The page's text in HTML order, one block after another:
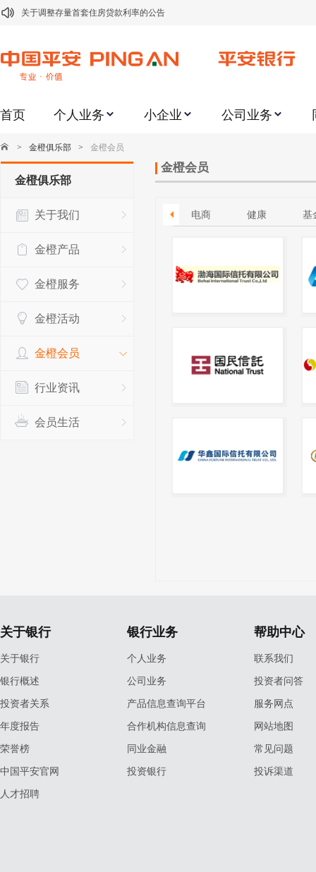
关于调整存量首套住房贷款利率的公告
关于修订《平安银行代理个人客户贵金属交易协议书》的公告
关于我行聚金宝交易软件升级更新的通知
关于2020年端午节期间上金所代理业务调整合约保证金比例和涨跌幅度限制的
关于加强代理贵金属业务风险防范的提示
关于平安银行电子版信用卡更名为平安银行数字信用卡的公告
首页 个人业务 小企业 公司业务
> 金橙俱乐部 > 金橙会员
金橙俱乐部
关于我们
金橙产品
金橙服务
金橙活动
金橙会员
行业资讯
会员生活
金橙会员
电子信息 电商 健康 基
关于银行
关于银行
银行概述
投资者关系
年度报告
荣誉榜
中国平安官网
人才招聘
银行业务
个人业务
公司业务
产品信息查询平台
合作机构信息查询
同业金融
投资银行
帮助中心
联系我们
投资者问答
服务网点
网站地图
常见问题
投诉渠道